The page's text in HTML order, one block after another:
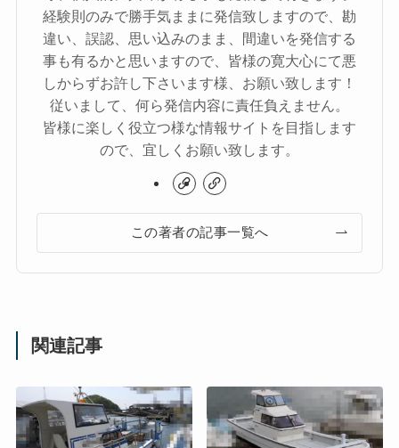
経験則のみで勝手気ままに発信致しますので、勘
違い、誤認、思い込みのまま、間違いを発信する
事も有るかと思いますので、皆様の寛大心にて悪
しからずお許し下さいます様、お願い致します！
従いまして、何ら発信内容に責任負えません。
皆様に楽しく役立つ様な情報サイトを目指します
ので、宜しくお願い致します。
この著者の記事一覧へ
関連記事